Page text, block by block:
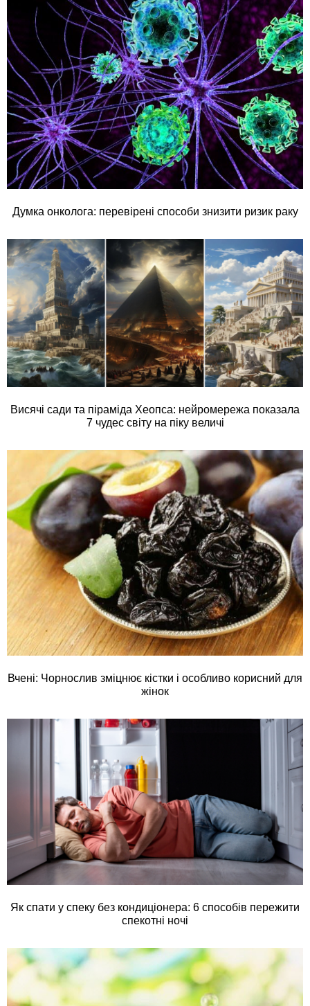
Думка онколога: перевірені способи знизити ризик раку
Висячі сади та піраміда Хеопса: нейромережа показала
7 чудес світу на піку величі
Вчені: Чорнослив зміцнює кістки і особливо корисний для
жінок
Як спати у спеку без кондиціонера: 6 способів пережити
спекотні ночі